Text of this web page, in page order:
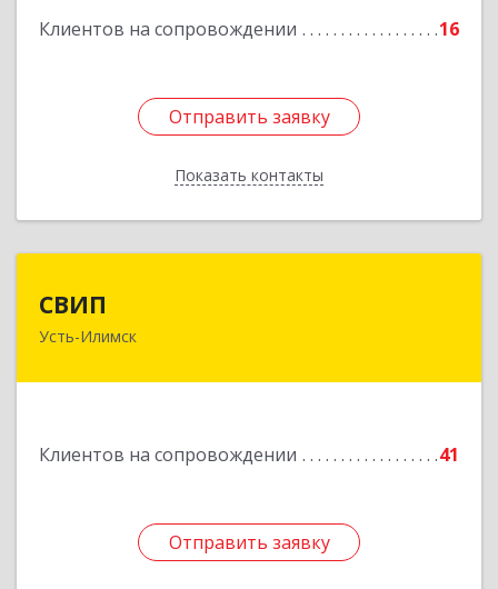
Клиентов на сопровождении 16
Отправить заявку
Показать контакты
Отправить заявку
Назад
СВИП
Усть-Илимск
Клиентов на сопровождении 41
Отправить заявку
666685, Иркутская обл, Усть-Илимск г,
Отправить заявку